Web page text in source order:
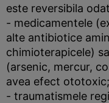
este reversibila
- medicamentele
alte antibiotice
chimioterapicele)
(arsenic, mercur,
avea efect ototoxic;
- traumatismele